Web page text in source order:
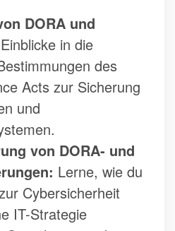
DORA und
in die
des
Acts zur Sicherung
und
von DORA- und
Lerne, wie du
Cybersicherheit
IT-Strategie